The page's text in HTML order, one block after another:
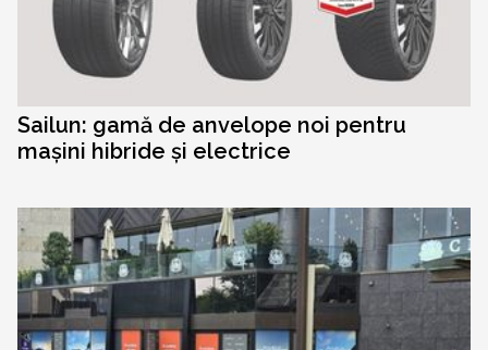
Sailun: gamă de anvelope noi pentru
mașini hibride și electrice